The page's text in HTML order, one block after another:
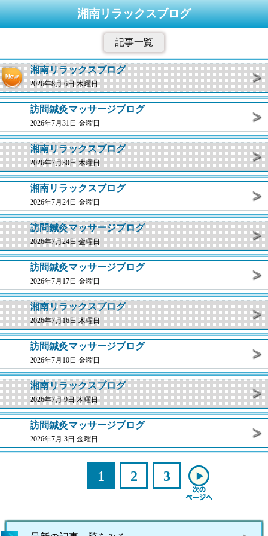
湘南リラックスブログ
記事一覧
湘南リラックスブログ
2026年8月 6日 木曜日
訪問鍼灸マッサージブログ
2026年7月31日 金曜日
湘南リラックスブログ
2026年7月30日 木曜日
湘南リラックスブログ
2026年7月24日 金曜日
訪問鍼灸マッサージブログ
2026年7月24日 金曜日
訪問鍼灸マッサージブログ
2026年7月17日 金曜日
湘南リラックスブログ
2026年7月16日 木曜日
訪問鍼灸マッサージブログ
2026年7月10日 金曜日
湘南リラックスブログ
2026年7月 9日 木曜日
訪問鍼灸マッサージブログ
2026年7月 3日 金曜日
1 2 3